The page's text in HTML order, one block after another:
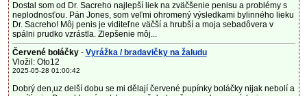
Dostal som od Dr. Sacreho najlepší liek na zväčšenie penisu a problémy s
neplodnosťou. Pán Jones, som veľmi ohromený výsledkami bylinného lieku
Dr. Sacreho! Môj penis je viditeľne väčší a hrubší a moja sebadôvera v
spálni prudko vzrástla. Zlepšenie môj...
Červené boláčky - Vyrážka / bradavičky na žaludu
Vložil: Oto12
2025-05-28 01:00:42
Dobrý den,uz delší dobu se mi dělají červené pupínky boláčky nijak nebolí a